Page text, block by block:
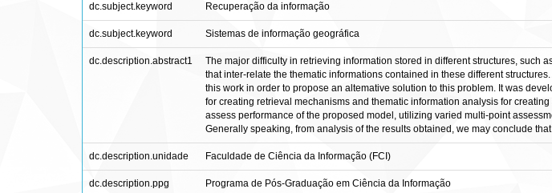
dc.subject.keyword Recuperação da informação
dc.subject.keyword Sistemas de informação geográfica
dc.description.abstract1
The major difficulty in retrieving information stored in different structures, such
that inter-relate the thematic informations contained in these different
this work in order to propose an altemative solution to this problem. It was
for creating retrieval mechanisms and thematic information analysis for
assess performance of the proposed model, utilizing varied multi-point
Generally speaking, from analysis of the results obtained, we may conclude
dc.description.unidade Faculdade de Ciência da Informação (FCI)
dc.description.ppg Programa de Pós-Graduação em Ciência da Informação